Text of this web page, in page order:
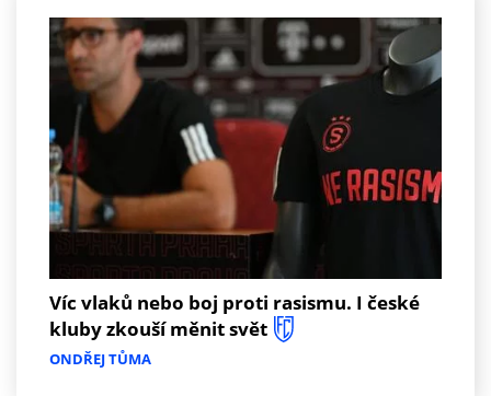
Víc vlaků nebo boj proti rasismu. I české
kluby zkouší měnit svět
ONDŘEJ TŮMA